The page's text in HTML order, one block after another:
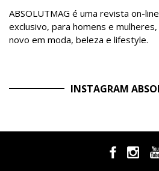
ABSOLUTMAG é uma revista on-
exclusivo, para homens e
novo em moda, beleza e lifestyle.
INSTAGRAM